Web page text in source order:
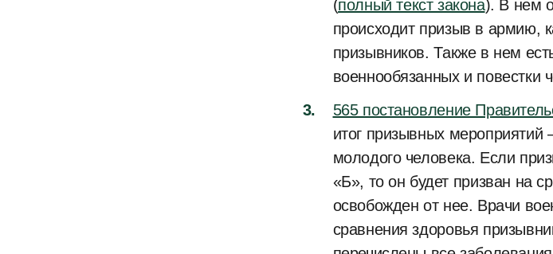
(полный текст закона). В нем
происходит призыв в армию,
призывников. Также в нем
военнообязанных и повестки
565 постановление
итог призывных мероприятий
молодого человека. Если
«Б», то он будет призван на
освобожден от нее. Врачи
сравнения здоровья